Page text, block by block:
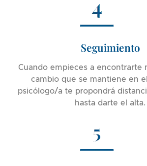
Seguimiento
Cuando empieces a encontrarte
cambio que se mantiene en
psicólogo/a te propondrá
hasta darte el alta.